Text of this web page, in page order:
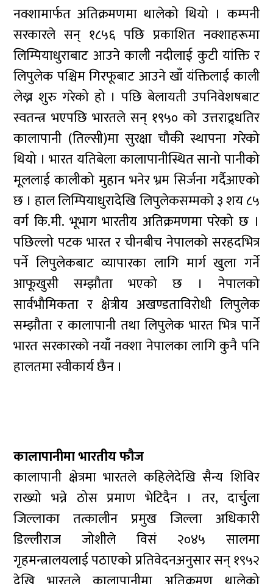
नक्शामार्फत अतिक्रमणमा थालेको थियो । कम्पनी
सरकारले सन् १८५६ पछि प्रकाशित नक्शाहरूमा
लिम्पियाधुराबाट आउने काली नदीलाई कुटी यांक्ति र
लिपुलेक पश्चिम गिरफूबाट आउने खाँ यंक्तिलाई काली
लेख्न शुरु गरेको हो । पछि बेलायती उपनिवेशषबाट
स्वतन्त्र भएपछि भारतले सन् १९५० को उत्तराद्र्धतिर
कालापानी (तिल्सी)मा सुरक्षा चौकी स्थापना गरेको
थियो । भारत यतिबेला कालापानीस्थित सानो पानीको
मूललाई कालीको मुहान भनेर भ्रम सिर्जना गर्दैआएको
छ । हाल लिम्पियाधुरादेखि लिपुलेकसम्मको ३ शय ८५
वर्ग कि.मी. भूभाग भारतीय अतिक्रमणमा परेको छ ।
पछिल्लो पटक भारत र चीनबीच नेपालको सरहदभित्र
पर्ने लिपुलेकबाट व्यापारका लागि मार्ग खुला गर्ने
आफूखुसी सम्झौता भएको छ । नेपालको
सार्वभौमिकता र क्षेत्रीय अखण्डताविरोधी लिपुलेक
सम्झौता र कालापानी तथा लिपुलेक भारत भित्र पार्ने
भारत सरकारको नयाँ नक्शा नेपालका लागि कुनै पनि
हालतमा स्वीकार्य छैन ।
कालापानीमा भारतीय फौज
कालापानी क्षेत्रमा भारतले कहिलेदेखि सैन्य शिविर
राख्यो भन्ने ठोस प्रमाण भेटिदैन । तर, दार्चुला
जिल्लाका तत्कालीन प्रमुख जिल्ला अधिकारी
डिल्लीराज जोशीले विसं २०४५ सालमा
गृहमन्त्रालयलाई पठाएको प्रतिवेदनअनुसार सन् १९५२